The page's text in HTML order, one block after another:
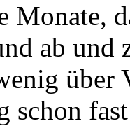
Monate,
ab
über
schon